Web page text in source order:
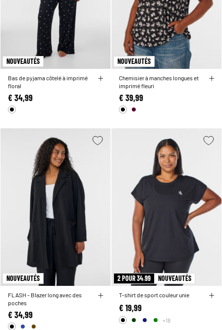
NOUVEAUTÉS
Bas de pyjama côtelé à imprimé
floral
€ 34,99
NOUVEAUTÉS
Chemisier à manches longues et
imprimé fleuri
€ 39,99
NOUVEAUTÉS
FLASH - Blazer long avec des
poches
€ 34,99
2 POUR 34.99 NOUVEAUTÉS
T-shirt de sport couleur unie
€ 19,99
+18